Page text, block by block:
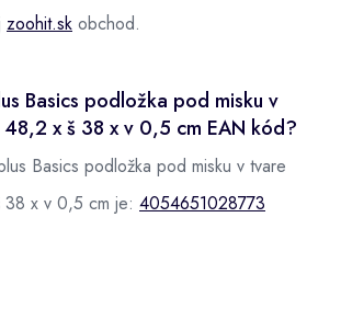
zoohit.sk obchod.
Basics podložka pod misku v
x š 38 x v 0,5 cm EAN kód?
Basics podložka pod misku v tvare
x v 0,5 cm je: 4054651028773